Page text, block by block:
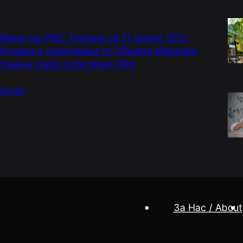
Меню на РМС Титаник за 11 април 1912
Кукери и самодейци от Община Мирково
гониха злите сили пред НДК
press
За Нас / About